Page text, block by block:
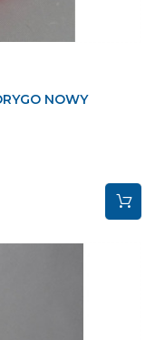
NOWY